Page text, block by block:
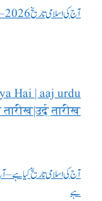
آج کی اسلامی تاریخ 2026 – آج کی عربی تاریخ 2026
Hai | aaj urdu
तारीख
آج کی اسلامی تاریخ کیا ہے –
ہے